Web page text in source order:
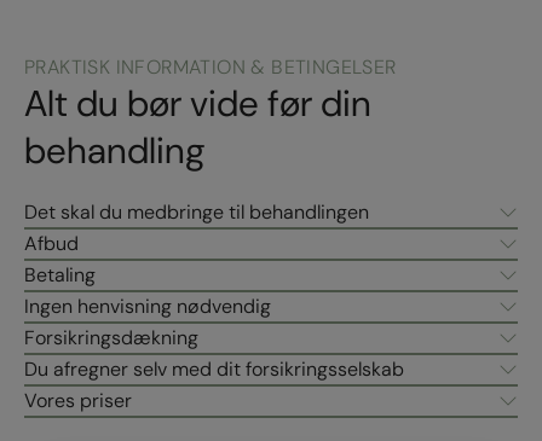
PRAKTISK INFORMATION & BETINGELSER
Alt du bør vide før din
behandling
Det skal du medbringe til behandlingen
Afbud
Betaling
Ingen henvisning nødvendig
Forsikringsdækning
Du afregner selv med dit forsikringsselskab
Vores priser